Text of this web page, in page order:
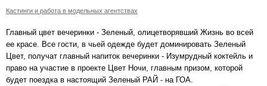
Кастинги и работа в модельных агентствах
Главный цвет вечеринки - Зеленый, олицетворявший Жизнь во всей
ее красе. Все гости, в чьей одежде будет доминировать Зеленый
Цвет, получат главный напиток вечеринки - Изумрудный коктейль и
право на участие в проекте Цвет Ночи, главным призом, которой
будет поездка в настоящий Зеленый РАЙ - на ГОА.